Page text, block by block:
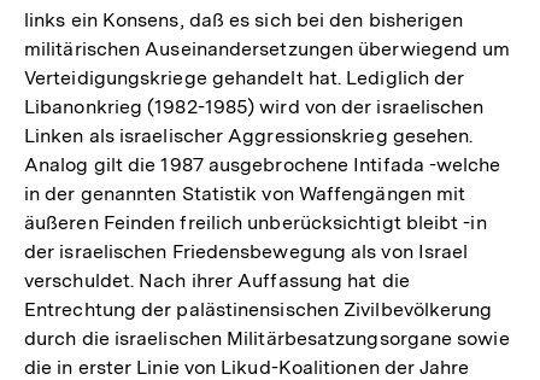
Fußnote
links ein Konsens, daß es sich bei den bisherigen
militärischen Auseinandersetzungen überwiegend um
Verteidigungskriege gehandelt hat. Lediglich der
Libanonkrieg (1982-1985) wird von der israelischen
Linken als israelischer Aggressionskrieg gesehen.
Analog gilt die 1987 ausgebrochene Intifada -welche
in der genannten Statistik von Waffengängen mit
äußeren Feinden freilich unberücksichtigt bleibt -in
der israelischen Friedensbewegung als von Israel
verschuldet. Nach ihrer Auffassung hat die
Entrechtung der palästinensischen Zivilbevölkerung
durch die israelischen Militärbesatzungsorgane sowie
die in erster Linie von Likud-Koalitionen der Jahre